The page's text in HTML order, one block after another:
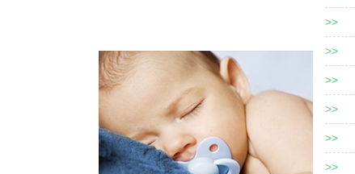
>>
>>
>>
>>
>>
>>